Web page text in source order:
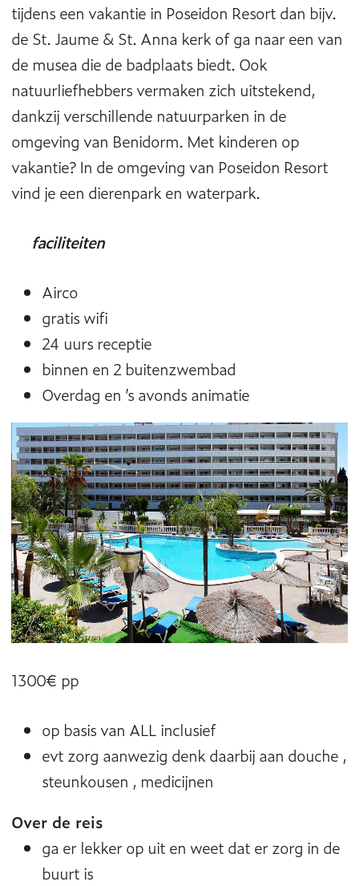
tijdens een vakantie in Poseidon Resort dan bijv.
de St. Jaume & St. Anna kerk of ga naar een van
de musea die de badplaats biedt. Ook
natuurliefhebbers vermaken zich uitstekend,
dankzij verschillende natuurparken in de
omgeving van Benidorm. Met kinderen op
vakantie? In de omgeving van Poseidon Resort
vind je een dierenpark en waterpark.
faciliteiten
Airco
gratis wifi
24 uurs receptie
binnen en 2 buitenzwembad
Overdag en ’s avonds animatie
1300€ pp
op basis van ALL inclusief
evt zorg aanwezig denk daarbij aan douche ,
steunkousen , medicijnen
Over de reis
ga er lekker op uit en weet dat er zorg in de
buurt is